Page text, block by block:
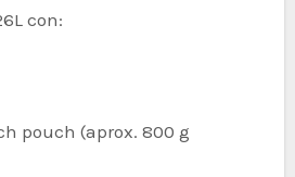
con:
pouch (aprox. 800 g